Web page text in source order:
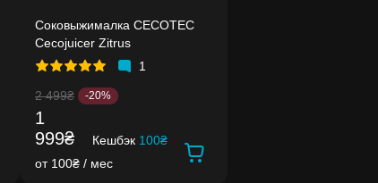
Соковыжималка CECOTEC
Cecojuicer Zitrus
1
2 499₴ -20%
1
999₴
Кешбэк 100₴
от 100₴ / мес